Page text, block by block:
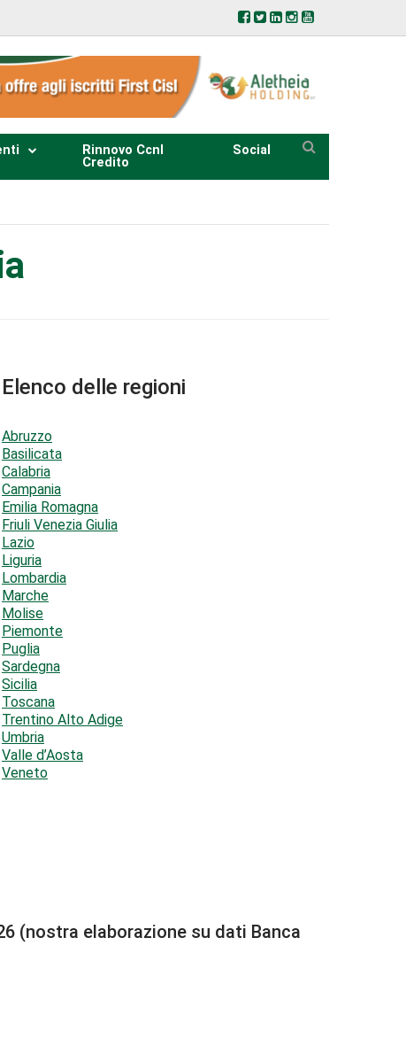
Rinnovo Ccnl
Credito
Social
Elenco delle regioni
Abruzzo
Basilicata
Calabria
Campania
Emilia Romagna
Friuli Venezia Giulia
Lazio
Liguria
Lombardia
Marche
Molise
Piemonte
Puglia
Sardegna
Sicilia
Toscana
Trentino Alto Adige
Umbria
Valle d’Aosta
Veneto
(nostra elaborazione su dati Banca